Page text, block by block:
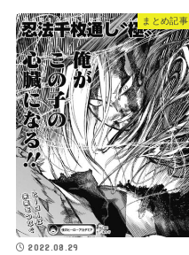
まとめ記事
2022.08.29